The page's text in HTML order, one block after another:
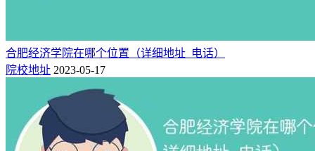
合肥经济学院在哪个位置（详细地址_电话）
院校地址 2023-05-17